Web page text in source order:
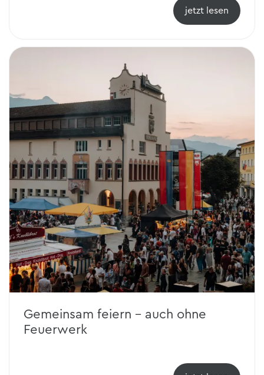
jetzt lesen
Gemeinsam feiern – auch ohne
Feuerwerk